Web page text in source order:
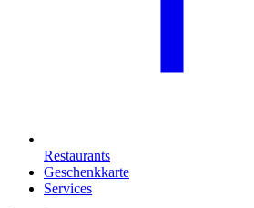
Restaurants
Geschenkkarte
Services